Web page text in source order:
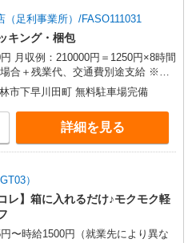
足利事業所）/FASO111031
キング・梱包
月収例：210000円＝1250円×8時間
合＋残業代、交通費別途支給 ※交
／当社規定あり。
市下早川田町 無料駐車場完備
詳細を見る
）
レ】箱に入れるだけ♪モクモク軽
〜時給1500円（就業先により異な